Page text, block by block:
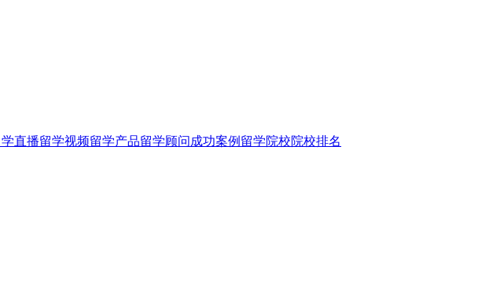
直播留学视频留学产品留学顾问 成功案例 留学院校院校排名